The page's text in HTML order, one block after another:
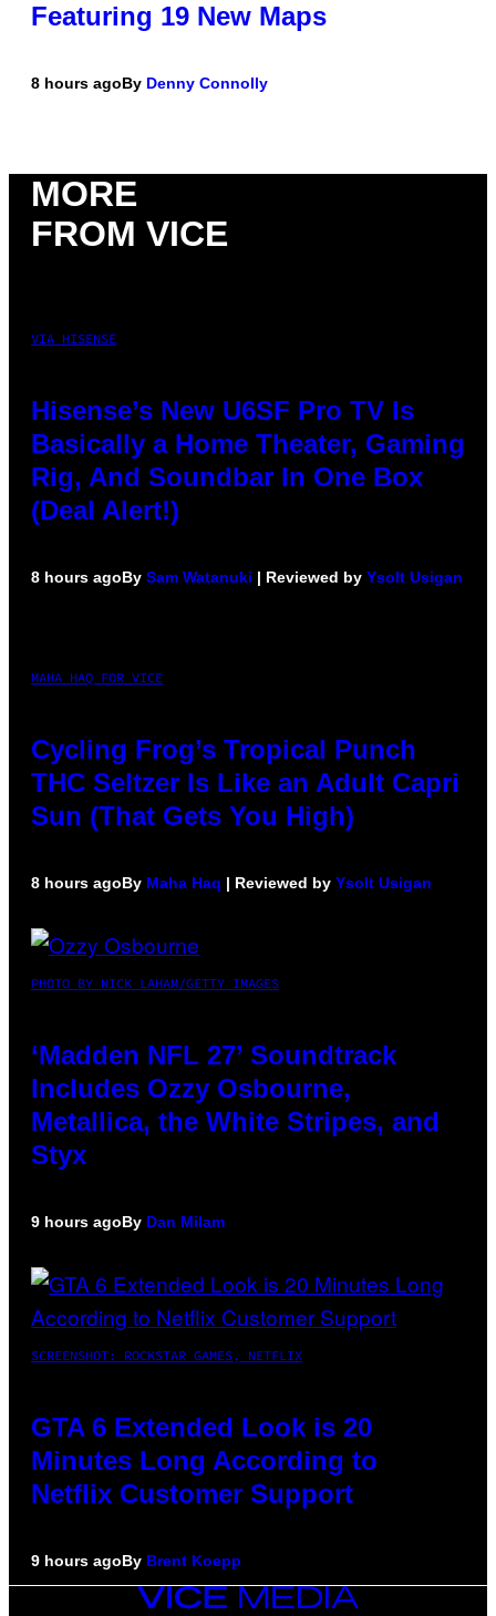
Featuring 19 New Maps
8 hours agoBy Denny Connolly
MORE
FROM VICE
VIA HISENSE
Hisense’s New U6SF Pro TV Is
Basically a Home Theater, Gaming
Rig, And Soundbar In One Box
(Deal Alert!)
8 hours agoBy Sam Watanuki | Reviewed by Ysolt Usigan
MAHA HAQ FOR VICE
Cycling Frog’s Tropical Punch
THC Seltzer Is Like an Adult Capri
Sun (That Gets You High)
8 hours agoBy Maha Haq | Reviewed by Ysolt Usigan
PHOTO BY NICK LAHAM/GETTY IMAGES
‘Madden NFL 27’ Soundtrack
Includes Ozzy Osbourne,
Metallica, the White Stripes, and
Styx
9 hours agoBy Dan Milam
SCREENSHOT: ROCKSTAR GAMES, NETFLIX
GTA 6 Extended Look is 20
Minutes Long According to
Netflix Customer Support
9 hours agoBy Brent Koepp
VICE
MEDIA